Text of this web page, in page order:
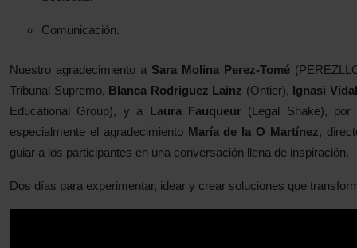
Comunicación.
Nuestro agradecimiento a Sara Molina Perez-Tomé
Tribunal Supremo, Blanca Rodriguez Lainz (Ontier),
Ignasi
Educational Group), y a
Laura Fauqueur (Legal Shake),
especialmente el agradecimiento María de la O Martínez,
guiar a los participantes en una conversación llena de inspiración.
Dos días para experimentar, idear y crear soluciones que